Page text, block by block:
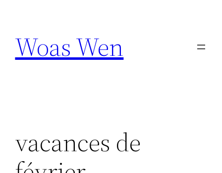
contenu
Woas Wen
vacances de